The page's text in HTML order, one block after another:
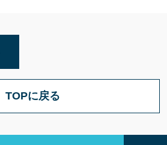
TOPに戻る